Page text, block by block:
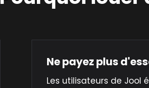
Ne payez plus
Les utilisateurs de Jool